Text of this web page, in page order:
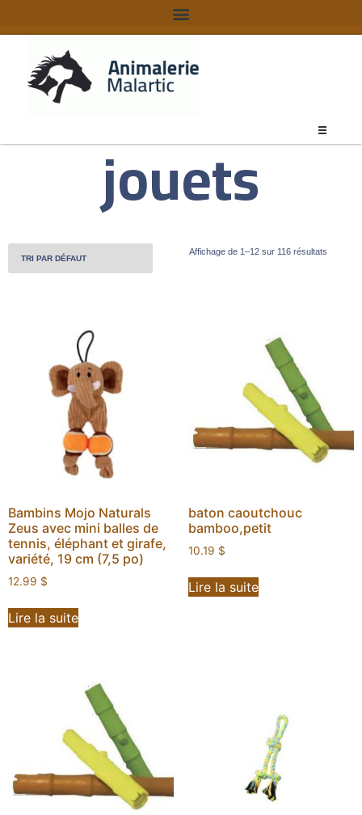
jouets
Affichage de 1–12 sur 116 résultats
Bambins Mojo Naturals
Zeus avec mini balles de
tennis, éléphant et girafe,
variété, 19 cm (7,5 po)
12.99 $
Lire la suite
baton caoutchouc
bamboo,petit
10.19 $
Lire la suite